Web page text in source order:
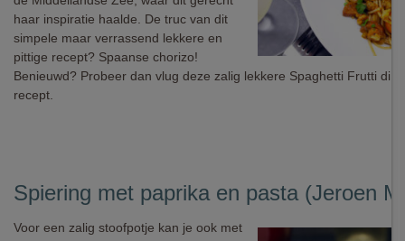
haar inspiratie haalde. De truc van dit
simpele maar verrassend lekkere en
pittige recept? Spaanse chorizo!
Benieuwd? Probeer dan vlug deze zalig lekkere Spaghetti Frutti di
recept.
Spiering met paprika en pasta (Jeroen
Voor een zalig stoofpotje kan je ook met